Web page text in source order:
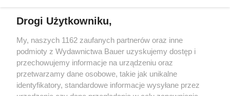
Drogi Użytkowniku,
My, naszych 1162 zaufanych partnerów oraz inne
podmioty z Wydawnictwa Bauer uzyskujemy dostęp i
przechowujemy informacje na urządzeniu oraz
przetwarzamy dane osobowe, takie jak unikalne
identyfikatory, standardowe informacje wysyłane przez